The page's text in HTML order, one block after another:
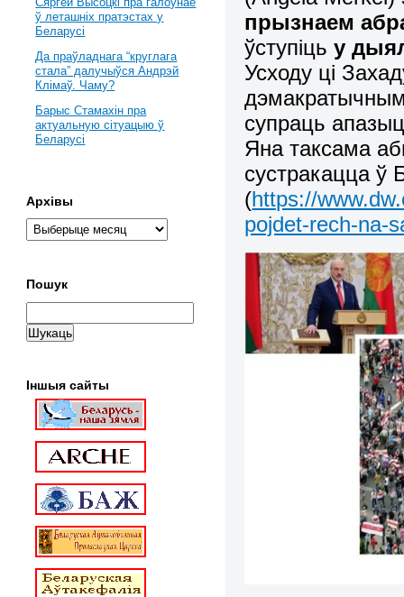
прызнаем
ўступіцьу
Усходу ці
супраць
Яна таксама
сустракацца ў
(https://
pojdet-rech-na-
ў леташніх пратэстах у
Беларусі
Да праўладнага “круглага
стала” далучыўся Андрэй
Клімаў. Чаму?
Барыс Стамахін пра
актуальную сітуацыю ў
Беларусі
Архівы
Пошук
Іншыя сайты